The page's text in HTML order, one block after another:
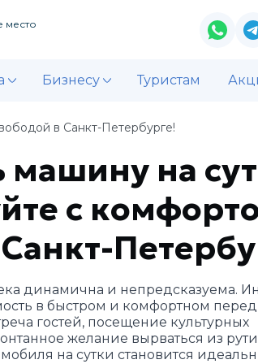
место
Бизнесу Туристам
в Санкт-Петербурге!
машину на
с
динамична и непредсказуема.
в быстром и комфортном
гостей, посещение культурных
желание вырваться из
на сутки становится